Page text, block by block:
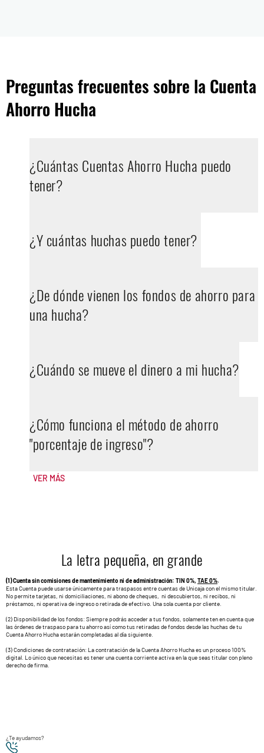
Preguntas frecuentes sobre la Cuenta
Ahorro Hucha
¿Cuántas Cuentas Ahorro Hucha puedo
tener?
¿Y cuántas huchas puedo tener?
¿De dónde vienen los fondos de ahorro para
una hucha?
¿Cuándo se mueve el dinero a mi hucha?
¿Cómo funciona el método de ahorro
"porcentaje de ingreso"?
VER MÁS
La letra pequeña, en grande
(1) Cuenta sin comisiones de mantenimiento ni de administración: TIN 0%, TAE 0%.
Esta Cuenta puede usarse únicamente para traspasos entre cuentas de Unicaja con el mismo titular.
No permite tarjetas, ni domiciliaciones, ni abono de cheques, ni descubiertos, ni recibos, ni
préstamos, ni operativa de ingreso o retirada de efectivo. Una sola cuenta por cliente.
(2) Disponibilidad de los fondos: Siempre podrás acceder a tus fondos, solamente ten en cuenta que
las órdenes de traspaso para tu ahorro así como tus retiradas de fondos desde las huchas de tu
Cuenta Ahorro Hucha estarán completadas al día siguiente.
(3) Condiciones de contratación: La contratación de la Cuenta Ahorro Hucha es un proceso 100%
digital. Lo único que necesitas es tener una cuenta corriente activa en la que seas titular con pleno
derecho de firma.
¿Te ayudamos?